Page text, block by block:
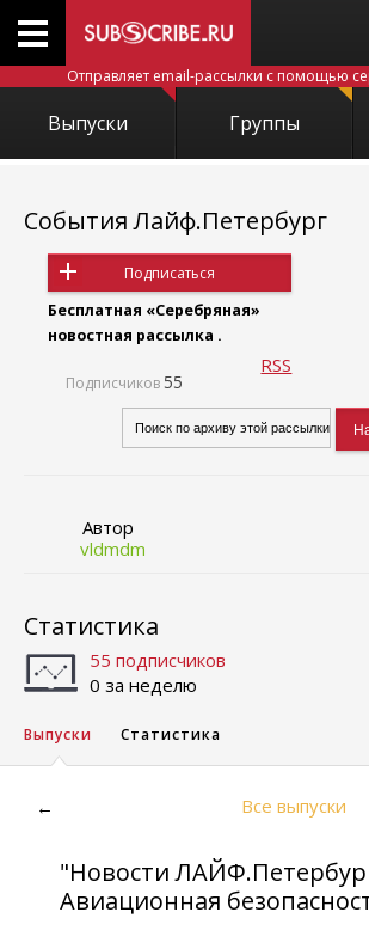
Отправляет email-рассылки с помощью
Выпуски Группы
События Лайф.Петербург
Подписаться
Бесплатная «Серебряная»
новостная рассылка .
Подписчиков 55
RSS
Автор
vldmdm
Статистика
55 подписчиков
0 за неделю
Выпуски Статистика
← Все выпуски
"Новости
Авиационная